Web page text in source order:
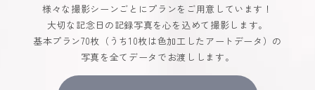
様々な撮影シーンごとにプランをご用意しています！
大切な記念日の記録写真を心を込めて撮影します。
基本プラン70枚（うち10枚は色加工したアートデータ）の
写真を全てデータでお渡しします。